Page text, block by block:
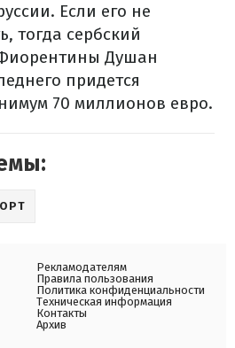
Если его не
тогда сербский
Душан
придется
70 миллионов евро.
Рекламодателям
Правила пользования
Политика конфиденциальности
Техническая информация
Контакты
Архив